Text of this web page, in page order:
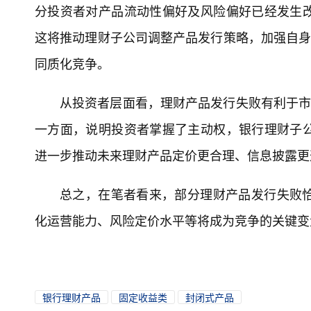
分投资者对产品流动性偏好及风险偏好已经发
这将推动理财子公司调整产品发行策略，加强自
同质化竞争。
从投资者层面看，理财产品发行失败有利于
一方面，说明投资者掌握了主动权，银行理财
进一步推动未来理财产品定价更合理、信息披露
总之，在笔者看来，部分理财产品发行失
化运营能力、风险定价水平等将成为竞争的关键
银行理财产品 固定收益类 封闭式产品